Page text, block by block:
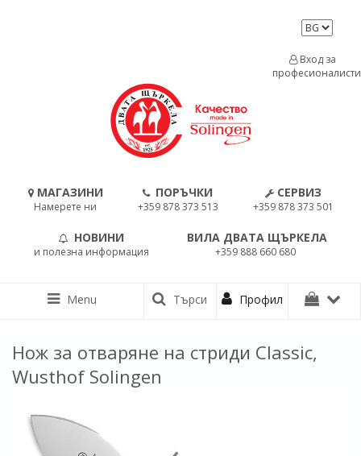
МАГАЗИНИ
Намерете ни
ПОРЪЧКИ
+359 878 373 513
СЕРВИЗ
+359 878 373 501
НОВИНИ
и полезна информация
ВИЛА ДВАТА ЩЪРКЕЛА
+359 888 660 680
Вход за
професионалисти
Menu Търси Профил
Нож за отваряне на стриди Classic,
Wusthof Solingen